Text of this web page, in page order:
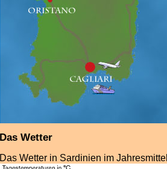
Das Wetter
Das Wetter in Sardinien im